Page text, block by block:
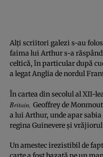
Alţi scriitori galezi s-au
faima lui Arthur s-a
celtică, în particular după
a legat Anglia de nordul
În cartea din secolul al XII-
Britain, Geoffrey de
a lui Arthur, unde apar
regina Guinevere şi
Un amestec irezistibil de